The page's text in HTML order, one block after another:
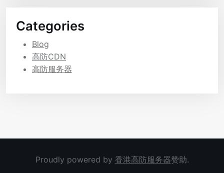
Categories
Blog
高防CDN
高防服务器
Proudly powered by 香港高防服务器赞助.